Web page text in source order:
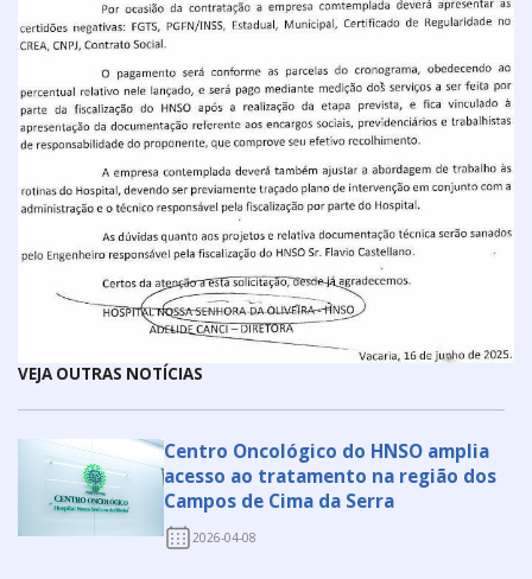
VEJA OUTRAS NOTÍCIAS
Centro Oncológico do HNSO amplia
acesso ao tratamento na região dos
Campos de Cima da Serra
2026-04-08